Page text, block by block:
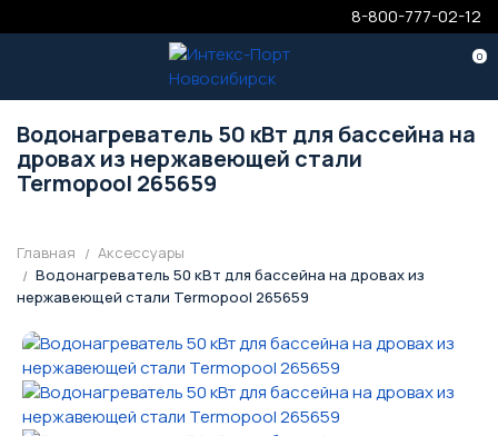
8-800-777-02-12
0
Водонагреватель 50 кВт для бассейна на
дровах из нержавеющей стали
Termopool 265659
Главная
Аксессуары
Водонагреватель 50 кВт для бассейна на дровах из
нержавеющей стали Termopool 265659